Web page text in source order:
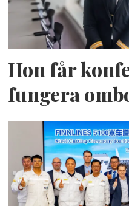
Hon får
fungera